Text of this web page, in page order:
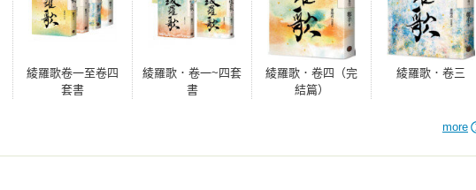
綾羅歌卷一至卷四
套書
綾羅歌．卷一~四套
書
綾羅歌．卷四（完
結篇）
綾羅歌．卷三
more